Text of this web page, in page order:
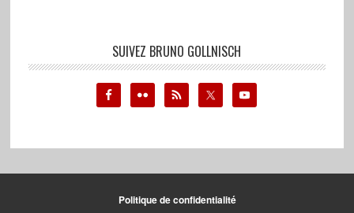
SUIVEZ BRUNO GOLLNISCH
Politique de confidentialité